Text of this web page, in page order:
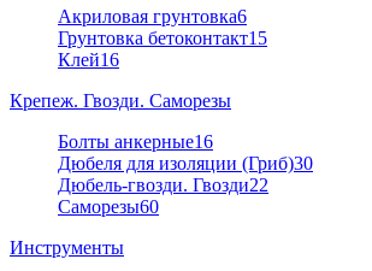
Акриловая грунтовка6
Грунтовка бетоконтакт15
Клей16
Крепеж. Гвозди. Саморезы
Болты анкерные16
Дюбеля для изоляции (Гриб)30
Дюбель-гвозди. Гвозди22
Саморезы60
Инструменты